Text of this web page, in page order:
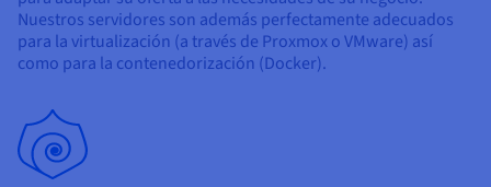
Nuestros servidores son además perfectamente adecuados
para la virtualización (a través de Proxmox o VMware) así
como para la contenedorización (Docker).